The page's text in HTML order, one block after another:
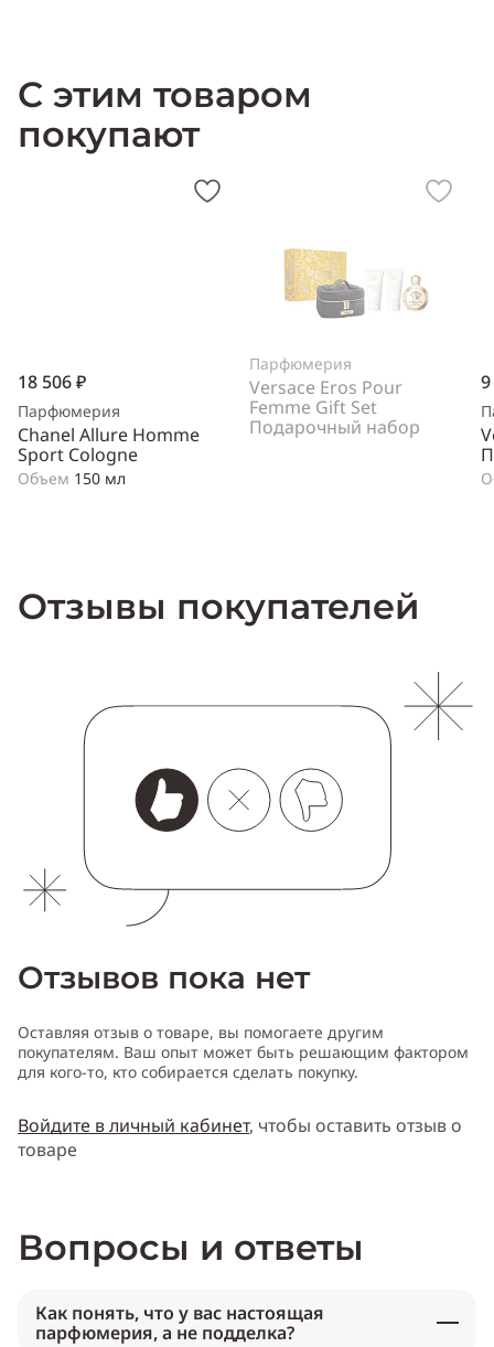
С этим товаром
покупают
18 506 ₽
Парфюмерия
Chanel Allure Homme
Sport Cologne
Объем 150 мл
Парфюмерия
Versace Eros Pour
Femme Gift Set
Подарочный набор
Отзывы покупателей
Отзывов пока нет
Оставляя отзыв о товаре, вы помогаете другим
покупателям. Ваш опыт может быть решающим фактором
для кого-то, кто собирается сделать покупку.
Войдите в личный кабинет, чтобы оставить отзыв о
товаре
Вопросы и ответы
Как понять, что у вас настоящая
парфюмерия, а не подделка?